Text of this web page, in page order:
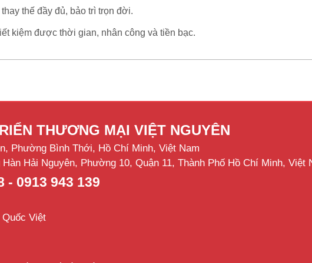
thế đầy đủ, bảo trì trọn đời.
kiệm được thời gian, nhân công và tiền bạc.
THƯƠNG MẠI VIỆT NGUYÊN
Phường Bình Thới, Hồ Chí Minh, Việt Nam
Hải Nguyên, Phường 10, Quận 11, Thành Phố Hồ Chí Minh, Việt
- 0913 943 139
Quốc Việt